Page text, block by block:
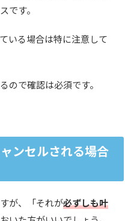
です。
いる場合は特に注意して
ので確認は必須です。
ンセルされる場合
が、「それが必ずしも叶